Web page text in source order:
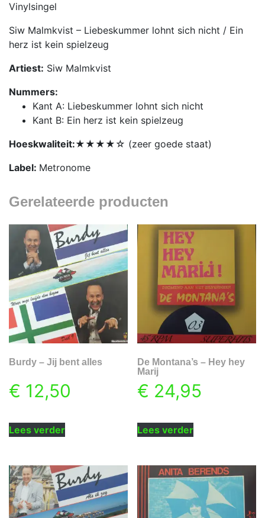
Vinylsingel
Siw Malmkvist – Liebeskummer lohnt sich nicht / Ein
herz ist kein spielzeug
Artiest: Siw Malmkvist
Nummers:
Kant A: Liebeskummer lohnt sich nicht
Kant B: Ein herz ist kein spielzeug
Hoeskwaliteit:★★★★☆ (zeer goede staat)
Label: Metronome
Gerelateerde producten
Burdy – Jij bent alles
€ 12,50
Lees verder
De Montana’s – Hey hey
Marij
€ 24,95
Lees verder